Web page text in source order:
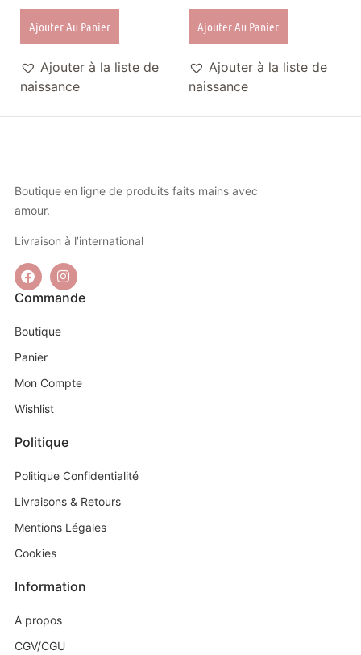
Ajouter Au Panier
Ajouter à la liste de
naissance
Ajouter Au Panier
Ajouter à la liste de
naissance
Boutique en ligne de produits faits mains avec
amour.
Livraison à l’international
Commande
Boutique
Panier
Mon Compte
Wishlist
Politique
Politique Confidentialité
Livraisons & Retours
Mentions Légales
Cookies
Information
A propos
CGV/CGU